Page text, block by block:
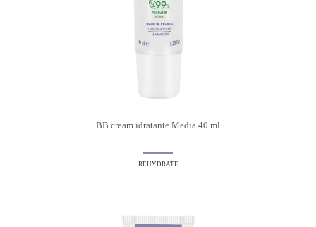
BB cream idratante Media 40 ml
REHYDRATE